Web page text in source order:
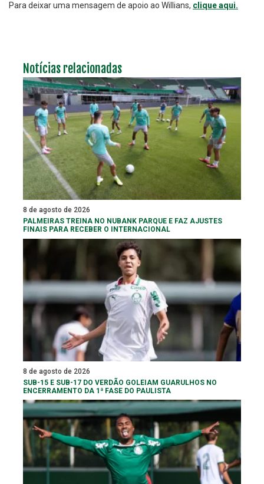
Para deixar uma mensagem de apoio ao Willians, clique aqui.
Notícias relacionadas
8 de agosto de 2026
PALMEIRAS TREINA NO NUBANK PARQUE E FAZ AJUSTES
FINAIS PARA RECEBER O INTERNACIONAL
8 de agosto de 2026
SUB-15 E SUB-17 DO VERDÃO GOLEIAM GUARULHOS NO
ENCERRAMENTO DA 1ª FASE DO PAULISTA